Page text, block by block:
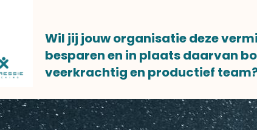
Wil jij jouw organisatie deze
besparen en in plaats daarvan
veerkrachtig en productief